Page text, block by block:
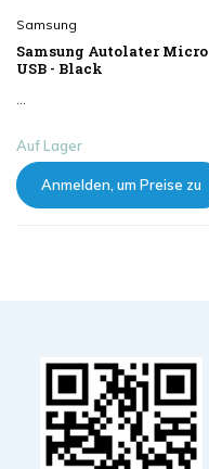
Samsung
Samsung Autolater Micro
USB - Black
...
Auf Lager
Anmelden, um Preise zu